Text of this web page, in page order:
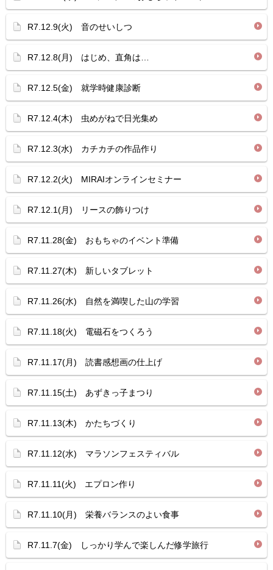
R7.12.9(火) 音のせいしつ
R7.12.8(月) はじめ、直角は…
R7.12.5(金) 就学時健康診断
R7.12.4(木) 虫めがねで日光集め
R7.12.3(水) カチカチの作品作り
R7.12.2(火) MIRAIオンラインセミナー
R7.12.1(月) リースの飾りつけ
R7.11.28(金) おもちゃのイベント準備
R7.11.27(木) 新しいタブレット
R7.11.26(水) 自然を満喫した山の学習
R7.11.18(火) 電磁石をつくろう
R7.11.17(月) 読書感想画の仕上げ
R7.11.15(土) あずきっ子まつり
R7.11.13(木) かたちづくり
R7.11.12(水) マラソンフェスティバル
R7.11.11(火) エプロン作り
R7.11.10(月) 栄養バランスのよい食事
R7.11.7(金) しっかり学んで楽しんだ修学旅行